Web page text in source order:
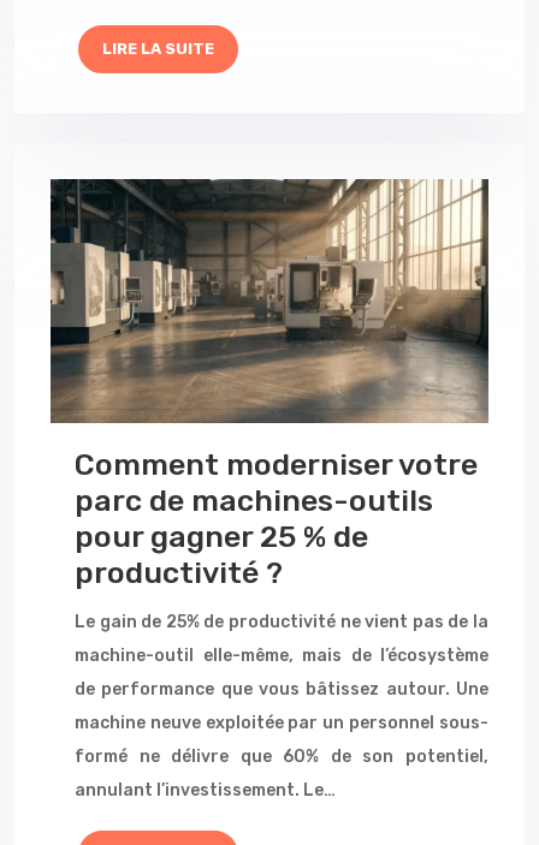
LIRE LA SUITE
Comment moderniser votre
parc de machines-outils
pour gagner 25 % de
productivité ?
Le gain de 25% de productivité ne vient pas de la
machine-outil elle-même, mais de l’écosystème
de performance que vous bâtissez autour. Une
machine neuve exploitée par un personnel sous-
formé ne délivre que 60% de son potentiel,
annulant l’investissement. Le…